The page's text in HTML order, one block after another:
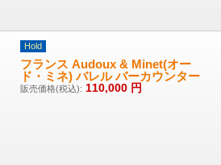
Hold
フランス Audoux & Minet(オー
ド・ミネ) バレル バーカウンター
販売価格(税込): 110,000 円